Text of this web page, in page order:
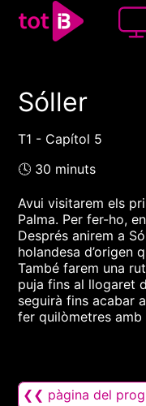
00:00
Sóller
T1 - Capítol 5
🕓 30 minuts
Avui visitarem els
Palma. Per fer-ho,
Després anirem a
holandesa d’origen
També farem una
puja fins al llogaret
seguirà fins acabar
fer quilòmetres amb
❮❮ pàgina del